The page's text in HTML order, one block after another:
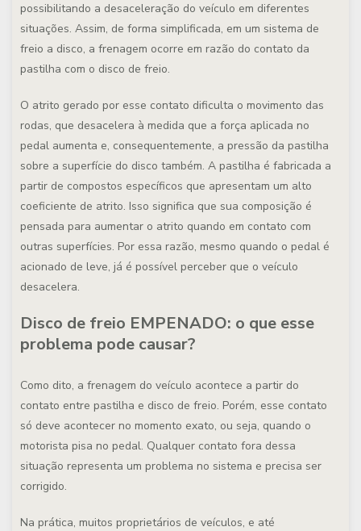
possibilitando a desaceleração do veículo em diferentes
situações. Assim, de forma simplificada, em um sistema de
freio a disco, a frenagem ocorre em razão do contato da
pastilha com o disco de freio.
O atrito gerado por esse contato dificulta o movimento das
rodas, que desacelera à medida que a força aplicada no
pedal aumenta e, consequentemente, a pressão da pastilha
sobre a superfície do disco também. A pastilha é fabricada a
partir de compostos específicos que apresentam um alto
coeficiente de atrito. Isso significa que sua composição é
pensada para aumentar o atrito quando em contato com
outras superfícies. Por essa razão, mesmo quando o pedal é
acionado de leve, já é possível perceber que o veículo
desacelera.
Disco de freio EMPENADO: o que esse
problema pode causar?
Como dito, a frenagem do veículo acontece a partir do
contato entre pastilha e disco de freio. Porém, esse contato
só deve acontecer no momento exato, ou seja, quando o
motorista pisa no pedal. Qualquer contato fora dessa
situação representa um problema no sistema e precisa ser
corrigido.
Na prática, muitos proprietários de veículos, e até